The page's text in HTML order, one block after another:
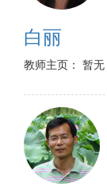
白丽
教师主页： 暂无